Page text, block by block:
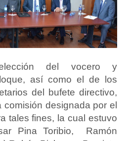
del vocero y
así como el de los
del bufete directivo,
comisión designada por el
tales fines, la cual estuvo
Pina Toribio, Ramón